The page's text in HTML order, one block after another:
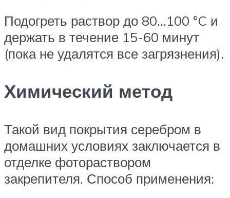
Подогреть раствор до 80…100 °C и
держать в течение 15-60 минут
(пока не удалятся все загрязнения).
Химический метод
Такой вид покрытия серебром в
домашних условиях заключается в
отделке фотораствором
закрепителя. Способ применения: